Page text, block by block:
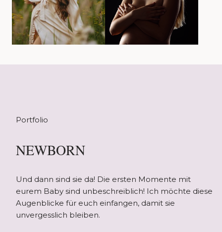
Portfolio
NEWBORN
Und dann sind sie da! Die ersten Momente mit
eurem Baby sind unbeschreiblich! Ich möchte diese
Augenblicke für euch einfangen, damit sie
unvergesslich bleiben.